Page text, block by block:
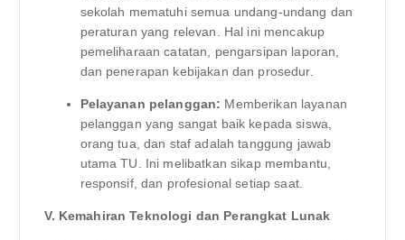
sekolah mematuhi semua undang-undang dan
peraturan yang relevan. Hal ini mencakup
pemeliharaan catatan, pengarsipan laporan,
dan penerapan kebijakan dan prosedur.
Pelayanan pelanggan: Memberikan layanan
pelanggan yang sangat baik kepada siswa,
orang tua, dan staf adalah tanggung jawab
utama TU. Ini melibatkan sikap membantu,
responsif, dan profesional setiap saat.
V. Kemahiran Teknologi dan Perangkat Lunak